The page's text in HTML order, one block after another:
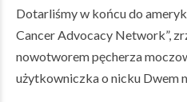
Dotarliśmy w końcu do
Cancer Advocacy Network”,
nowotworem pęcherza
użytkowniczka o nicku Dwem